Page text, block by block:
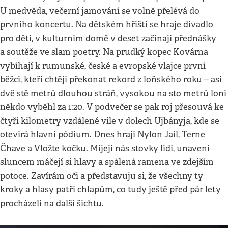
U medvěda, večerní jamování se volně přelévá do
prvního koncertu. Na dětském hřišti se hraje divadlo
pro děti, v kulturním domě v deset začínají přednášky
a soutěže ve slam poetry. Na prudký kopec Kovárna
vybíhají k rumunské, české a evropské vlajce první
běžci, kteří chtějí překonat rekord z loňského roku – asi
dvě stě metrů dlouhou stráň, vysokou na sto metrů loni
někdo vyběhl za 1:20. V podvečer se pak roj přesouvá ke
čtyři kilometry vzdálené vile v dolech Ujbányja, kde se
otevírá hlavní pódium. Dnes hrají Nylon Jail, Terne
Čhave a Vložte kočku. Míjejí nás stovky lidí, unavení
sluncem máčejí si hlavy a spálená ramena ve zdejším
potoce. Zavírám oči a představuju si, že všechny ty
kroky a hlasy patří chlapům, co tudy ještě před pár lety
procházeli na další šichtu.